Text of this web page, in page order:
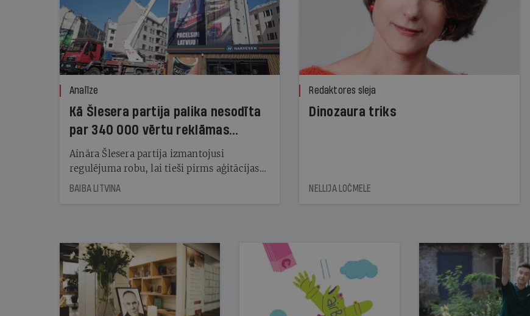
Analīze
Kā Šlesera partija palika nesodīta
par 340 000 vērtu reklāmas
kampaņu
Aināra Šlesera partija izmantojusi
regulējuma robu, lai tieši pirms aģitācijas
starta izreklamētos par summu, kas
BAIBA LITVINA
Redaktores sleja
Dinozaura triks
NELLIJA LOČMELE